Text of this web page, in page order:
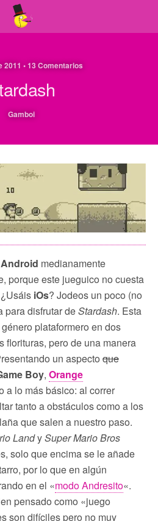
2011 • 13 Comentarios
Gamboi
Android medianamente
porque este jueguico no cuesta
iOs? Jodeos un poco (no
para disfrutar deStardash. Esta
plataformero en dos
florituras, pero de una manera
un aspecto que
Boy, Orange
a lo más básico: al correr
tanto a obstáculos como a los
que salen a nuestro paso.
LandySuper Mario Bros
solo que encima se le añade
por lo que en algún
en el «modo Andresito«.
pensado como «juego
son difíciles pero no muy